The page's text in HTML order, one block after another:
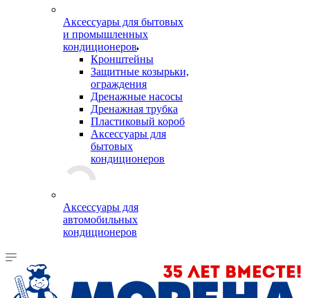
Аксессуары для бытовых
и промышленных
кондиционеров
Кронштейны
Защитные козырьки,
ограждения
Дренажные насосы
Дренажная трубка
Пластиковый короб
Аксессуары для
бытовых
кондиционеров
Аксессуары для
автомобильных
кондиционеров